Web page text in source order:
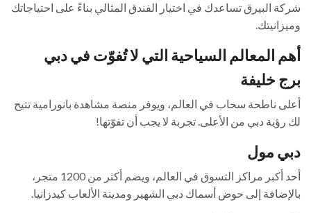
شركة البيرق تساعدك في اختيار الفندق المثالي بناءً على احتياجاتك
وميزانيتك.
أهم المعالم السياحية التي لا تُفوّت في دبي
برج خليفة
أعلى ناطحة سحاب في العالم، ويوفر منصة مشاهدة بانورامية تتيح
لك رؤية دبي من الأعلى. تجربة لا يجب أن تفوّتها!
دبي مول
أحد أكبر مراكز التسوق في العالم، ويضم أكثر من 1200 متجر،
بالإضافة إلى حوض أسماك دبي الشهير ومدينة الألعاب كيدزانيا.